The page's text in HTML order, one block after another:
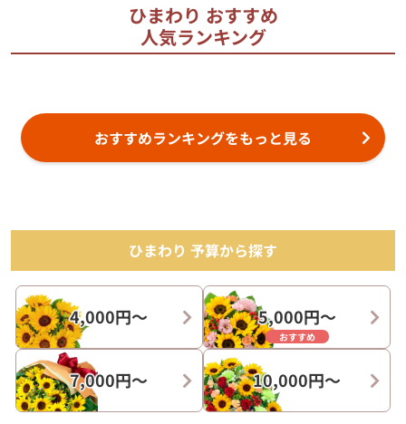
ひまわり おすすめ
人気ランキング
おすすめランキングをもっと見る
ひまわり 予算から探す
4,000円〜 5,000円〜
おすすめ
7,000円〜 10,000円〜